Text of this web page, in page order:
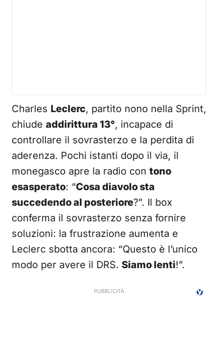
Charles Leclerc, partito nono nella Sprint,
chiude addirittura 13°, incapace di
controllare il sovrasterzo e la perdita di
aderenza. Pochi istanti dopo il via, il
monegasco apre la radio con tono
esasperato: “Cosa diavolo sta
succedendo al posteriore?”. Il box
conferma il sovrasterzo senza fornire
soluzioni: la frustrazione aumenta e
Leclerc sbotta ancora: “Questo è l’unico
modo per avere il DRS. Siamo lenti!”.